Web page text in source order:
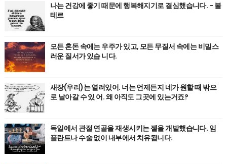
나는 건강에 좋기 때문에 행복해지기로 결심했습니다. - 볼
테르
모든 혼돈 속에는 우주가 있고, 모든 무질서 속에는 비밀스
러운 질서가 있습 니다.
새장(우리)는 열려있어. 너는 언제든지 네가 원할 때 밖으
로 날아갈 수 있 어. 왜 아직도 그곳에 있는거죠?
독일에서 관절 연골을 재생시키는 젤을 개발했습니다. 임
플란트나 수술 없이 내부에서 치유됩니다.